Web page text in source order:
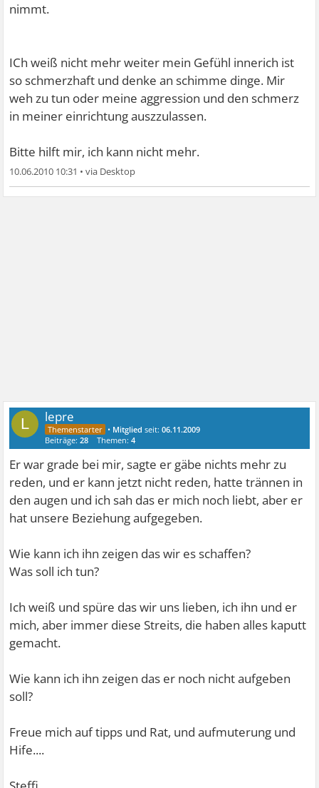
nimmt.
ICh weiß nicht mehr weiter mein Gefühl innerich ist
so schmerzhaft und denke an schimme dinge. Mir
weh zu tun oder meine aggression und den schmerz
in meiner einrichtung auszzulassen.
Bitte hilft mir, ich kann nicht mehr.
10.06.2010 10:31 •
L lepre
• Mitglied seit:06.11.2009
Beiträge:28 Themen:4
Er war grade bei mir, sagte er gäbe nichts mehr zu
reden, und er kann jetzt nicht reden, hatte trännen in
den augen und ich sah das er mich noch liebt, aber er
hat unsere Beziehung aufgegeben.
Wie kann ich ihn zeigen das wir es schaffen?
Was soll ich tun?
Ich weiß und spüre das wir uns lieben, ich ihn und er
mich, aber immer diese Streits, die haben alles kaputt
gemacht.
Wie kann ich ihn zeigen das er noch nicht aufgeben
soll?
Freue mich auf tipps und Rat, und aufmuterung und
Hife....